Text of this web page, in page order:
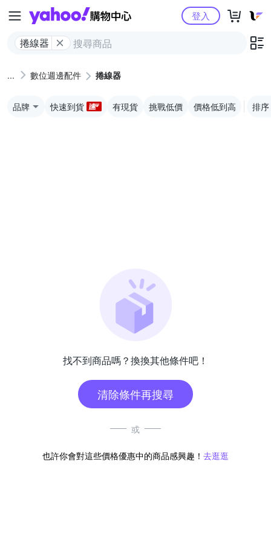
Yahoo購物中心
捲線器
登入
數位週邊配件 捲線器
品牌 快速到貨 有現貨 挑戰低價 價格低到高 排序
找不到商品嗎？換換其他條件吧！
清除條件再搜尋
或
也許你會對這些價格優惠中的商品感興趣！ 去逛逛